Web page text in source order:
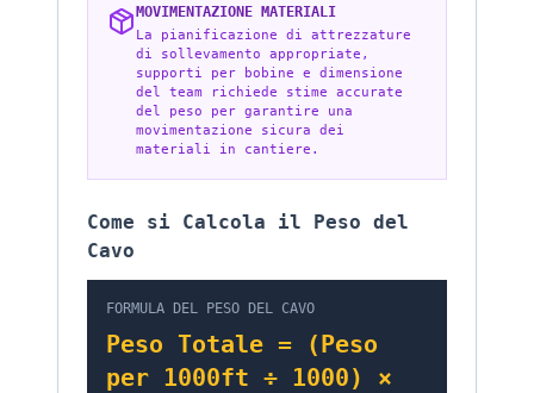
MOVIMENTAZIONE MATERIALI
La pianificazione di attrezzature
di sollevamento appropriate,
supporti per bobine e dimensione
del team richiede stime accurate
del peso per garantire una
movimentazione sicura dei
materiali in cantiere.
Come si Calcola il Peso del
Cavo
FORMULA DEL PESO DEL CAVO
Peso Totale = (Peso
per 1000ft ÷ 1000) ×